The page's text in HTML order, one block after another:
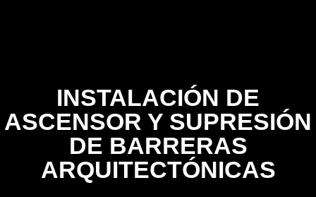
INSTALACIÓN DE
ASCENSOR Y SUPRESIÓN
DE BARRERAS
ARQUITECTÓNICAS